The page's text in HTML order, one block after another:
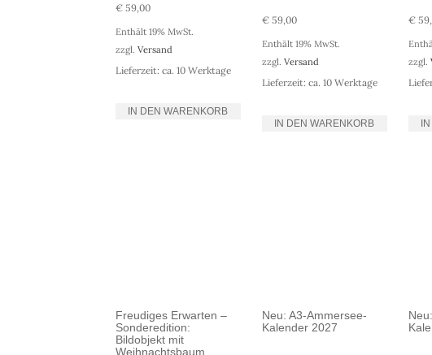
€ 59,00
Enthält 19% MwSt.
zzgl. Versand
Lieferzeit: ca. 10 Werktage
IN DEN WARENKORB
€ 59,00
Enthält 19% MwSt.
zzgl.Versand
Lieferzeit: ca. 10 Werktage
IN DEN WARENKORB
€
zzgl.
Freudiges Erwarten –
Sonderedition:
Bildobjekt mit
Weihnachtsbaum
Neu: A3-Ammersee-
Kalender 2027